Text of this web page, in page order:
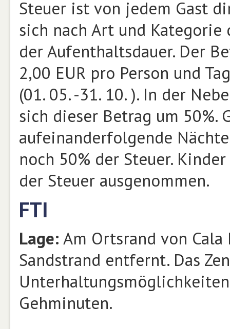
Steuer ist von jedem Gast
sich nach Art und
der Aufenthaltsdauer. Der
2,00 EUR pro Person und
(01. 05. -31. 10. ). In der
sich dieser Betrag um 50%.
aufeinanderfolgende
noch 50% der Steuer.
der Steuer ausgenommen.
FTI
Lage: Am Ortsrand von
Sandstrand entfernt. Das
Gehminuten.